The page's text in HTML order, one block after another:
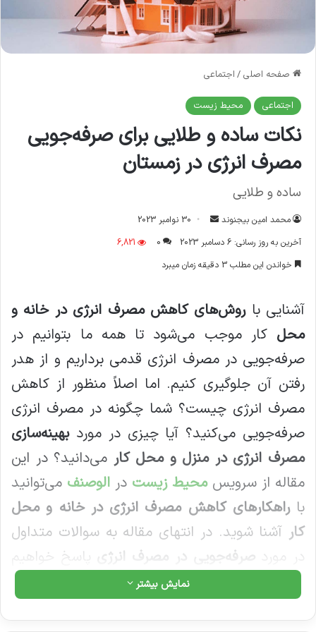
صفحه اصلی / اجتماعی
اجتماعی محیط زیست
نکات ساده و طلایی برای صرفه‌جویی
مصرف انرژی در زمستان
ساده و طلایی
محمد امین بیجنوند
ارسال
ایمیل
30 نوامبر 2023
آخرین به روز رسانی: 6 دسامبر 2023
0
6,821
خواندن این مطلب 3 دقیقه زمان میبرد
آشنایی باروش‌های کاهش مصرف انرژی در خانه و
محل کار موجب می‌شود تا همه ما بتوانیم در
صرفه‌جویی در مصرف انرژی قدمی برداریم و از هدر
رفتن آن جلوگیری کنیم. اما اصلاً منظور از کاهش
مصرف انرژی چیست؟ شما چگونه در مصرف انرژی
صرفه‌جویی می‌کنید؟ آیا چیزی در مورد بهینه‌سازی
مصرف انرژی در منزل و محل کار می‌دانید؟ در این
مقاله از سرویسمحیط زیست در الوصنف می‌توانید
باراهکارهای کاهش مصرف انرژی در خانه و محل
کار آشنا شوید. در انتهای مقاله به سوالات متداول
در مورد
صرفه‌جویی در مصرف انرژی
پاسخ خواهیم
داد..
نمایش بیشتر